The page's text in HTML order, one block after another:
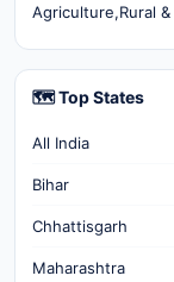
Agriculture,Rural
🗺️ Top States
All India
Bihar
Chhattisgarh
Maharashtra